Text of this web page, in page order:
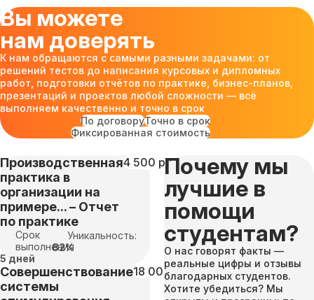
Вы можете
нам доверять
К нам обращаются с самыми разными задачами: от
решений тестов до написания курсовых и дипломных
работ, подготовки отчётов по практике, бизнес-планов,
презентаций и проектов любой сложности — всё
выполняем качественно и точно в срок
По договоруТочно в срок
Фиксированная стоимость
Производственная
практика в
организации на
примере... – Отчет
по практике
4 500 руб
Срок
выполнения
5 дней
Уникальность:
82%
Совершенствование
системы
18 000 руб
Почему мы
лучшие в
помощи
студентам?
О нас говорят факты —
реальные цифры и отзывы
благодарных студентов.
Хотите убедиться? Мы